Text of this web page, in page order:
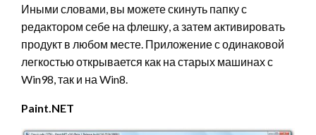
Иными словами, вы можете скинуть папку с
редактором себе на флешку, а затем активировать
продукт в любом месте. Приложение с одинаковой
легкостью открывается как на старых машинах с
Win98, так и на Win8.
Paint.NET